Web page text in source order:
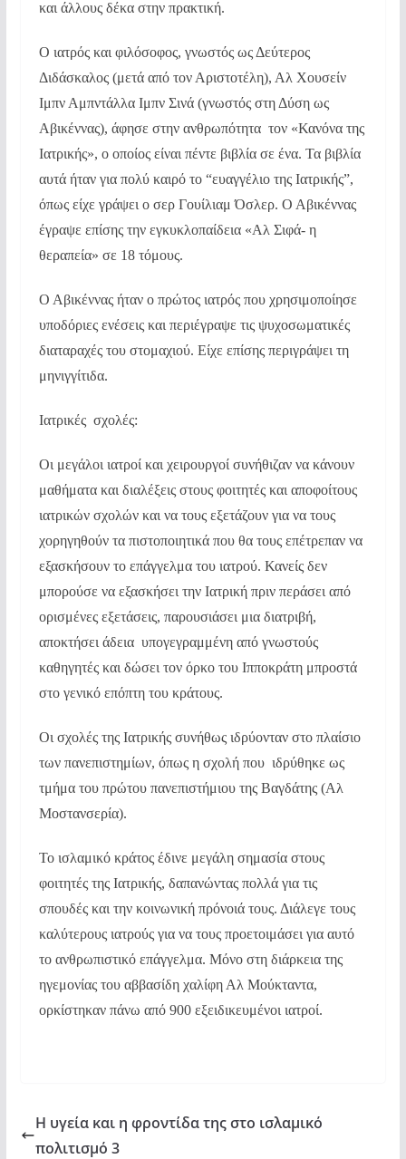
και άλλους δέκα στην πρακτική.
Ο ιατρός και φιλόσοφος, γνωστός ως Δεύτερος
Διδάσκαλος (μετά από τον Αριστοτέλη), Αλ Χουσείν
Ιμπν Αμπντάλλα Ιμπν Σινά (γνωστός στη Δύση ως
Αβικέννας), άφησε στην ανθρωπότητα τον «Κανόνα της
Ιατρικής», ο οποίος είναι πέντε βιβλία σε ένα. Τα βιβλία
αυτά ήταν για πολύ καιρό το “ευαγγέλιο της Ιατρικής”,
όπως είχε γράψει ο σερ Γουίλιαμ Όσλερ. Ο Αβικέννας
έγραψε επίσης την εγκυκλοπαίδεια «Αλ Σιφά- η
θεραπεία» σε 18 τόμους.
Ο Αβικέννας ήταν ο πρώτος ιατρός που χρησιμοποίησε
υποδόριες ενέσεις και περιέγραψε τις ψυχοσωματικές
διαταραχές του στομαχιού. Είχε επίσης περιγράψει τη
μηνιγγίτιδα.
Ιατρικές σχολές:
Οι μεγάλοι ιατροί και χειρουργοί συνήθιζαν να κάνουν
μαθήματα και διαλέξεις στους φοιτητές και αποφοίτους
ιατρικών σχολών και να τους εξετάζουν για να τους
χορηγηθούν τα πιστοποιητικά που θα τους επέτρεπαν να
εξασκήσουν το επάγγελμα του ιατρού. Κανείς δεν
μπορούσε να εξασκήσει την Ιατρική πριν περάσει από
ορισμένες εξετάσεις, παρουσιάσει μια διατριβή,
αποκτήσει άδεια υπογεγραμμένη από γνωστούς
καθηγητές και δώσει τον όρκο του Ιπποκράτη μπροστά
στο γενικό επόπτη του κράτους.
Οι σχολές της Ιατρικής συνήθως ιδρύονταν στο πλαίσιο
των πανεπιστημίων, όπως η σχολή που ιδρύθηκε ως
τμήμα του πρώτου πανεπιστήμιου της Βαγδάτης (Αλ
Μοστανσερία).
Το ισλαμικό κράτος έδινε μεγάλη σημασία στους
φοιτητές της Ιατρικής, δαπανώντας πολλά για τις
σπουδές και την κοινωνική πρόνοιά τους. Διάλεγε τους
καλύτερους ιατρούς για να τους προετοιμάσει για αυτό
το ανθρωπιστικό επάγγελμα. Μόνο στη διάρκεια της
ηγεμονίας του αββασίδη χαλίφη Αλ Μούκταντα,
ορκίστηκαν πάνω από 900 εξειδικευμένοι ιατροί.
Η υγεία και η φροντίδα της στο ισλαμικό
πολιτισμό 3